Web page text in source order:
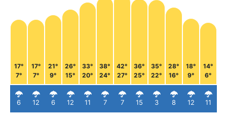
17°
7°
6
17°
7°
12
21°
9°
6
26°
15°
12
33°
20°
11
38°
24°
7
42°
27°
7
36°
25°
15
35°
22°
3
28°
16°
8
18°
9°
12
14°
6°
11